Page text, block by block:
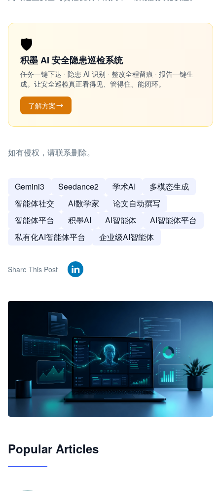
🛡️
积墨 AI 安全隐患巡检系统
任务一键下达 · 隐患 AI 识别 · 整改全程留痕 · 报告一键生
成。让安全巡检真正看得见、管得住、能闭环。
了解方案
如有侵权，请联系删除。
Gemini3 Seedance2 学术AI
多模态生成
智能体社交
AI数学家
论文自动撰写
智能体平台
积墨AI AI智能体
AI智能体平台
私有化AI智能体平台
企业级AI智能体
Share This Post
JimoClaw 桌面 AI Agent 工作台
Popular Articles